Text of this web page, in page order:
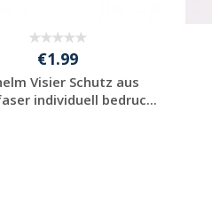
€1.99
Visier Schutz aus
individuell bedruc...